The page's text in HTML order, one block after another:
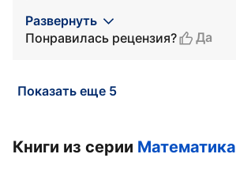
Развернуть
Понравилась рецензия?
Да
Показать еще 5
Книги из серии Математика